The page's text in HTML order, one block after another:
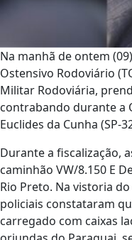
Na manhã de ontem
Ostensivo Rodoviário
Militar Rodoviária,
contrabando durante a
Euclides da Cunha (SP-
Durante a fiscalização,
caminhão VW/8.150 E
Rio Preto. Na vistoria
policiais constataram
carregado com caixas